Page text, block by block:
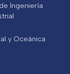
Ingeniería
y Oceánica